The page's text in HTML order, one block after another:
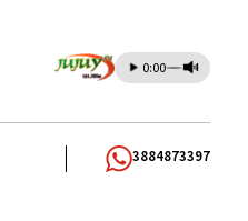
0:00
EL TIEMPO EN JUJUY3884873397